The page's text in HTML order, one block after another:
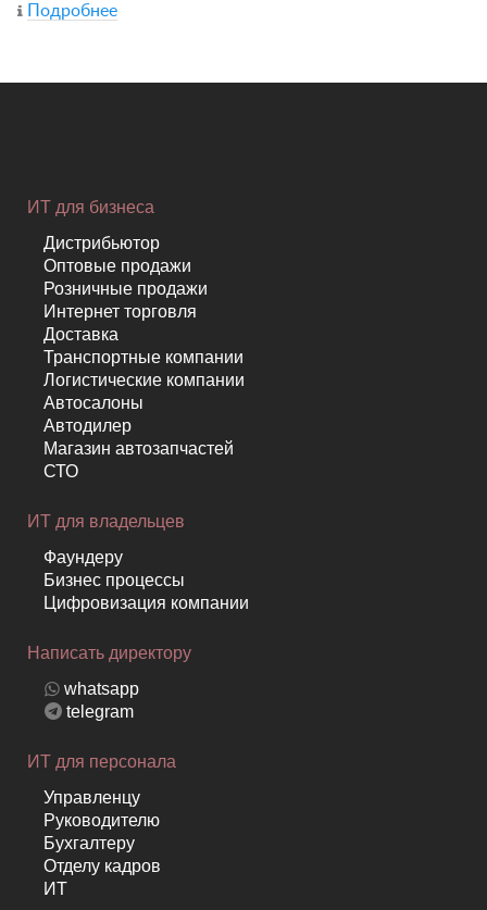
Подробнее
ИТ для бизнеса
Дистрибьютор
Оптовые продажи
Розничные продажи
Интернет торговля
Доставка
Транспортные компании
Логистические компании
Автосалоны
Автодилер
Магазин автозапчастей
СТО
ИТ для владельцев
Фаундеру
Бизнес процессы
Цифровизация компании
Написать директору
whatsapp
telegram
ИТ для персонала
Управленцу
Руководителю
Бухгалтеру
Отделу кадров
ИТ